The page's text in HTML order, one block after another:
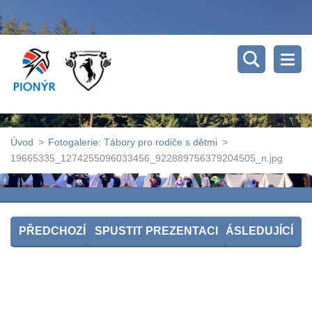
Úvod > Fotogalerie: Tábory pro rodiče s dětmi >
19665335_1274255096033456_922889756379204505_n.jpg
PŘEDCHOZÍ SPUSTIT PREZENTACI NÁSLEDUJÍCÍ